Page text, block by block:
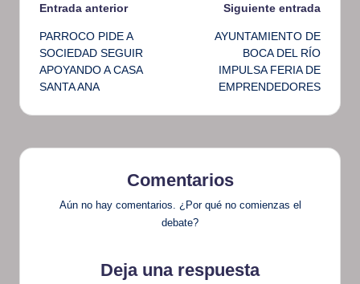
Navegación
de
entradas
Entrada anterior
PARROCO PIDE A
SOCIEDAD SEGUIR
APOYANDO A CASA
SANTA ANA
Siguiente entrada
AYUNTAMIENTO DE
BOCA DEL RÍO
IMPULSA FERIA DE
EMPRENDEDORES
Comentarios
Aún no hay comentarios. ¿Por qué no comienzas el
debate?
Deja una respuesta